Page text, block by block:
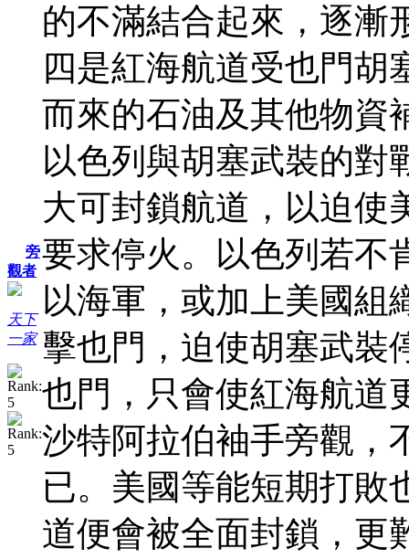
旁
觀者
天下
一家
的不滿結合起來，逐漸
四是紅海航道受也門胡
而來的石油及其他物資
以色列與胡塞武裝的對
大可封鎖航道，以迫使
要求停火。以色列若不
以海軍，或加上美國組
擊也門，迫使胡塞武裝
也門，只會使紅海航道
沙特阿拉伯袖手旁觀，
已。美國等能短期打敗
道便會被全面封鎖，更